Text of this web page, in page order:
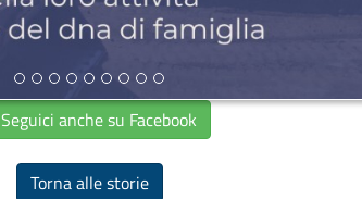
Seguici anche su Facebook
Torna alle storie